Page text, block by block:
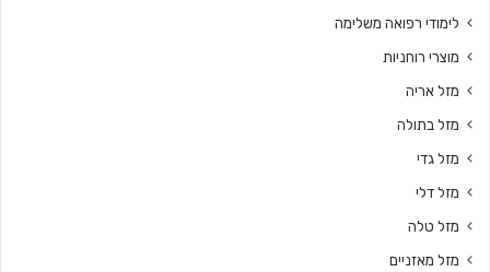
לימודי רפואה משלימה
מוצרי רוחניות
מזל אריה
מזל בתולה
מזל גדי
מזל דלי
מזל טלה
מזל מאזניים